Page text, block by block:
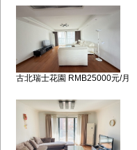
古北瑞士花園 RMB25000元/月